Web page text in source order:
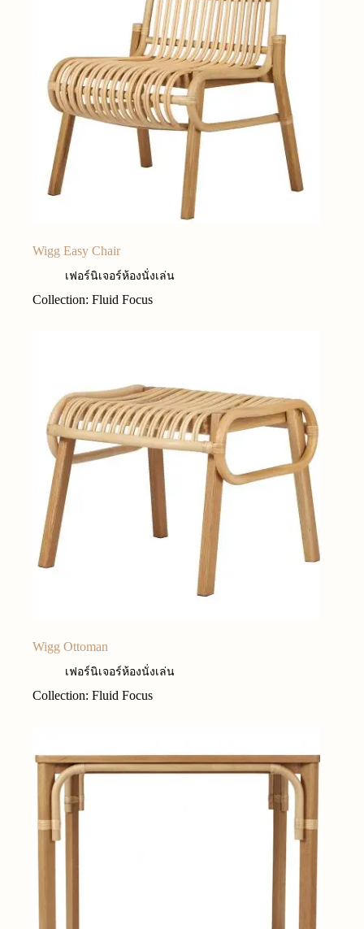
Wigg Easy Chair
เฟอร์นิเจอร์ห้องนั่งเล่น
Collection: Fluid Focus
Wigg Ottoman
เฟอร์นิเจอร์ห้องนั่งเล่น
Collection: Fluid Focus